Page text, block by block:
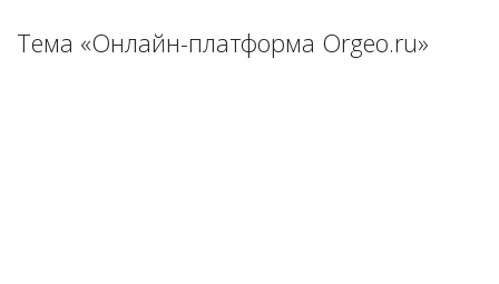
ориентирования
Тема «Онлайн-платформа Orgeo.ru»